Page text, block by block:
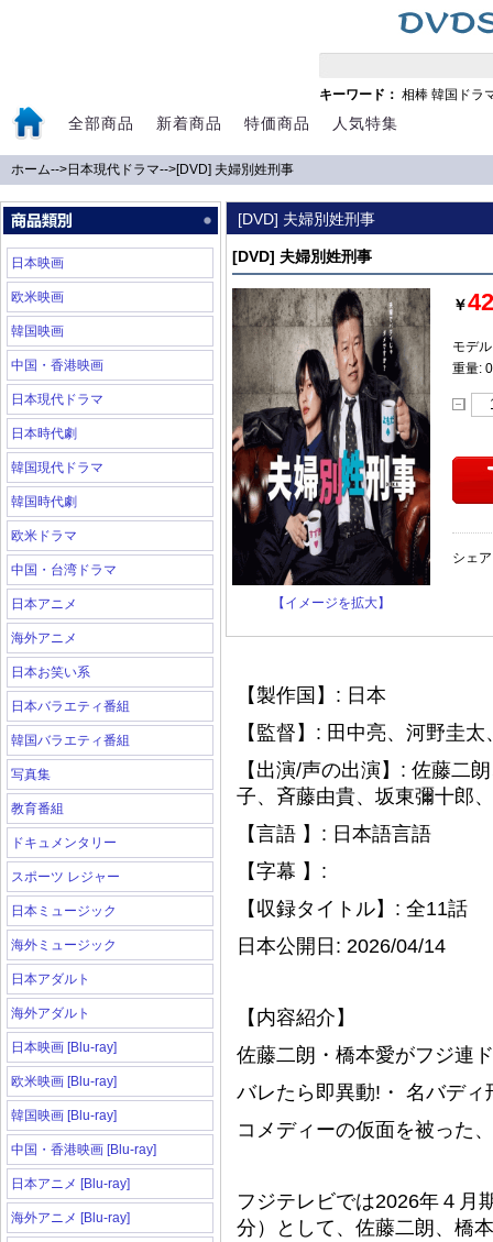
キーワード： 相棒 韓国ドラ
全部商品 新着商品 特価商品 人気特集
ホーム-->日本現代ドラマ-->[DVD] 夫婦別姓刑事
日本映画
欧米映画
韓国映画
中国・香港映画
日本現代ドラマ
日本時代劇
韓国現代ドラマ
韓国時代劇
欧米ドラマ
中国・台湾ドラマ
日本アニメ
海外アニメ
日本お笑い系
日本バラエティ番組
韓国バラエティ番組
写真集
教育番組
ドキュメンタリー
スポーツ レジャー
日本ミュージック
海外ミュージック
日本アダルト
海外アダルト
日本映画 [Blu-ray]
欧米映画 [Blu-ray]
韓国映画 [Blu-ray]
中国・香港映画 [Blu-ray]
日本アニメ [Blu-ray]
海外アニメ [Blu-ray]
[DVD] 夫婦別姓刑事
[DVD] 夫婦別姓刑事
【イメージを拡大】
￥
モデ
重量:
シェ
【製作国】: 日本
【監督】: 田中亮、河野圭
【出演/声の出演】: 佐藤二
子、斉藤由貴、坂東彌十郎
【言語 】: 日本語言語
【字幕 】:
【収録タイトル】: 全11話
日本公開日: 2026/04/14
【内容紹介】
佐藤二朗・橋本愛がフジ連
バレたら即異動!・ 名バデ
コメディーの仮面を被った
フジテレビでは2026年４月
分）として、佐藤二朗、橋